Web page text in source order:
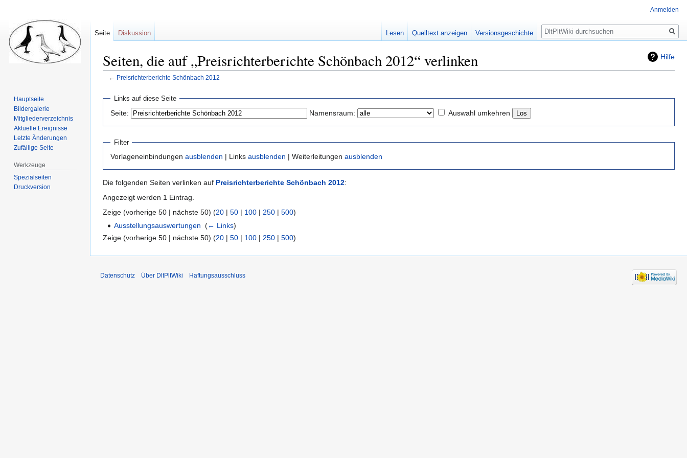
Hilfe
Seiten, die auf „Preisrichterberichte Schönbach 2012“ verlinken
← Preisrichterberichte Schönbach 2012
Navigation
springen
springen
Links auf diese Seite
Seite: Namensraum: Auswahl umkehren
Filter
Vorlageneinbindungen ausblenden | Links ausblenden | Weiterleitungen ausblenden
Die folgenden Seiten verlinken auf Preisrichterberichte Schönbach 2012:
Angezeigt werden 1 Eintrag.
Zeige (vorherige 50 | nächste 50) (20 | 50 | 100 | 250 | 500)
Ausstellungsauswertungen ‎(← Links)
Zeige (vorherige 50 | nächste 50) (20 | 50 | 100 | 250 | 500)
Anmelden
Seite Diskussion Lesen Quelltext anzeigen Versionsgeschichte
Suche
Hauptseite
Bildergalerie
Mitgliederverzeichnis
Aktuelle Ereignisse
Letzte Änderungen
Zufällige Seite
Werkzeuge
Spezialseiten
Druckversion
Datenschutz Über DltPltWiki Haftungsausschluss